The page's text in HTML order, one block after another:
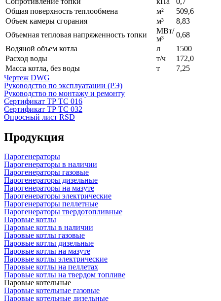
Общая поверхность теплообмена
м²
509,6
Объем камеры сгорания
м³
8,83
Объемная тепловая напряженность топки
МВт/
м³
0,68
Водяной объем котла
л
1500
Расход воды
т/ч
172,0
Масса котла, без воды
т
7,25
Чертеж DWG
Руководство по эксплуатации (РЭ)
Руководство по монтажу и ремонту
Сертификат ТР ТС 016
Сертификат ТР ТС 032
Опросный лист RSD
Продукция
Парогенераторы
Парогенераторы в наличии
Парогенераторы газовые
Парогенераторы дизельные
Парогенераторы на мазуте
Парогенераторы электрические
Парогенераторы пеллетные
Парогенераторы твердотопливные
Паровые котлы
Паровые котлы в наличии
Паровые котлы газовые
Паровые котлы дизельные
Паровые котлы на мазуте
Паровые котлы электрические
Паровые котлы на пеллетах
Паровые котлы на твердом топливе
Паровые котельные
Паровые котельные газовые
Паровые котельные дизельные